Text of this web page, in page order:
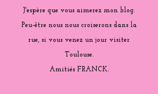
J'espère que vous aimerez mon blog.
Peu-être nous nous croiserons dans la
rue, si vous venez un jour visiter
Toulouse.
Amitiés FRANCK.